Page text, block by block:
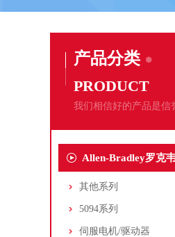
产品分类
PRODUCT
我们相信好的产品是信
Allen-Bradley罗克
其他系列
5094系列
伺服电机/驱动器